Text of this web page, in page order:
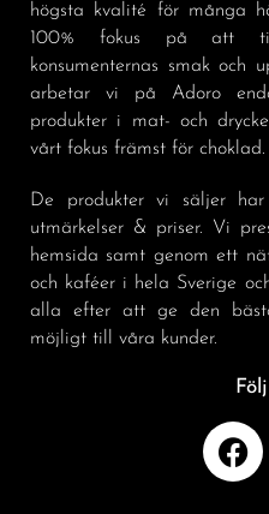
högsta kvalité för många
100% fokus på att
konsumenternas smak och
arbetar vi på Adoro
produkter i mat- och
vårt fokus främst för choklad.
De produkter vi säljer
utmärkelser & priser. Vi
hemsida samt genom ett
och kaféer i hela Sverige
alla efter att ge den
möjligt till våra kunder.